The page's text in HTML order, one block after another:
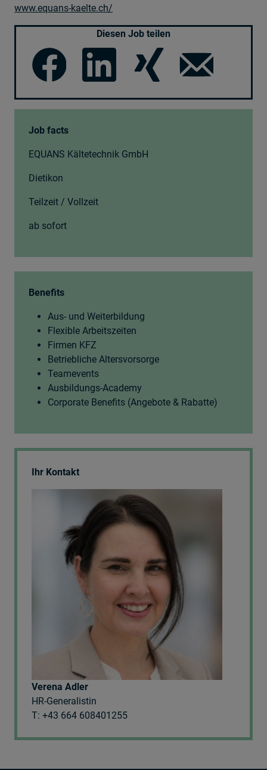
www.equans-kaelte.ch/
Diesen Job teilen
Job facts
EQUANS Kältetechnik GmbH
Dietikon
Teilzeit / Vollzeit
ab sofort
Benefits
Aus- und Weiterbildung
Flexible Arbeitszeiten
Firmen KFZ
Betriebliche Altersvorsorge
Teamevents
Ausbildungs-Academy
Corporate Benefits (Angebote & Rabatte)
Ihr Kontakt
Verena Adler
HR-Generalistin
T: +43 664 608401255